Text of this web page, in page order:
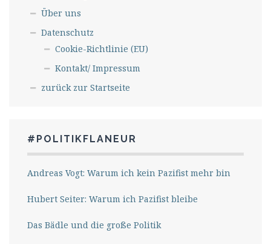
Über uns
Datenschutz
Cookie-Richtlinie (EU)
Kontakt/ Impressum
zurück zur Startseite
#POLITIKFLANEUR
Andreas Vogt: Warum ich kein Pazifist mehr bin
Hubert Seiter: Warum ich Pazifist bleibe
Das Bädle und die große Politik